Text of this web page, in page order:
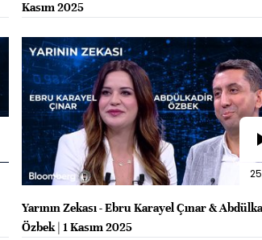
Kasım 2025
Yarının Zekası - Ebru Karayel Çınar &
Özbek | 1 Kasım 2025